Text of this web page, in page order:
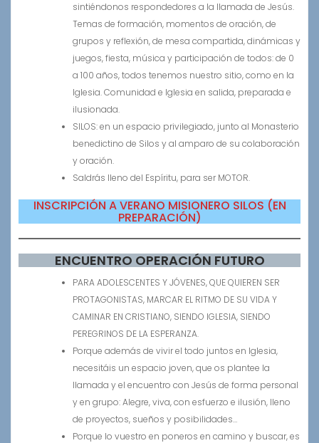
sintiéndonos respondedores a la llamada de Jesús.
Temas de formación, momentos de oración, de
grupos y reflexión, de mesa compartida, dinámicas y
juegos, fiesta, música y participación de todos: de 0
a 100 años, todos tenemos nuestro sitio, como en la
Iglesia. Comunidad e Iglesia en salida, preparada e
ilusionada.
SILOS: en un espacio privilegiado, junto al Monasterio
benedictino de Silos y al amparo de su colaboración
y oración.
Saldrás lleno del Espíritu, para ser MOTOR.
INSCRIPCIÓN A VERANO MISIONERO SILOS (EN
PREPARACIÓN)
ENCUENTRO OPERACIÓN FUTURO
PARA ADOLESCENTES Y JÓVENES, QUE QUIEREN SER
PROTAGONISTAS, MARCAR EL RITMO DE SU VIDA Y
CAMINAR EN CRISTIANO, SIENDO IGLESIA, SIENDO
PEREGRINOS DE LA ESPERANZA.
Porque además de vivir el todo juntos en Iglesia,
necesitáis un espacio joven, que os plantee la
llamada y el encuentro con Jesús de forma personal
y en grupo: Alegre, viva, con esfuerzo e ilusión, lleno
de proyectos, sueños y posibilidades…
Porque lo vuestro en poneros en camino y buscar, es